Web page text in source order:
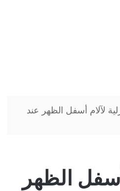
لآلام أسفل الظهر عند
الظهر